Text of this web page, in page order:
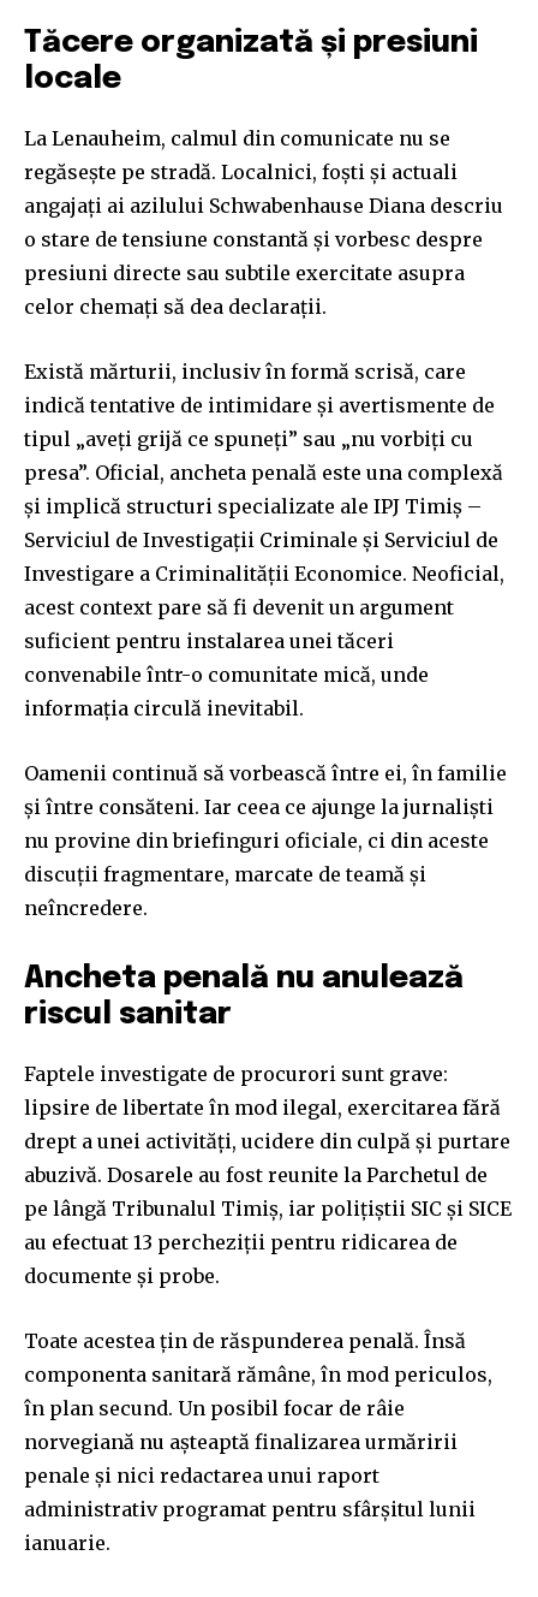
Tăcere organizată și presiuni
locale
La Lenauheim, calmul din comunicate nu se
regăsește pe stradă. Localnici, foști și actuali
angajați ai azilului Schwabenhause Diana descriu
o stare de tensiune constantă și vorbesc despre
presiuni directe sau subtile exercitate asupra
celor chemați să dea declarații.
Există mărturii, inclusiv în formă scrisă, care
indică tentative de intimidare și avertismente de
tipul „aveți grijă ce spuneți” sau „nu vorbiți cu
presa”. Oficial, ancheta penală este una complexă
și implică structuri specializate ale IPJ Timiș –
Serviciul de Investigații Criminale și Serviciul de
Investigare a Criminalității Economice. Neoficial,
acest context pare să fi devenit un argument
suficient pentru instalarea unei tăceri
convenabile într-o comunitate mică, unde
informația circulă inevitabil.
Oamenii continuă să vorbească între ei, în familie
și între consăteni. Iar ceea ce ajunge la jurnaliști
nu provine din briefinguri oficiale, ci din aceste
discuții fragmentare, marcate de teamă și
neîncredere.
Ancheta penală nu anulează
riscul sanitar
Faptele investigate de procurori sunt grave:
lipsire de libertate în mod ilegal, exercitarea fără
drept a unei activități, ucidere din culpă și purtare
abuzivă. Dosarele au fost reunite la Parchetul de
pe lângă Tribunalul Timiș, iar polițiștii SIC și SICE
au efectuat 13 percheziții pentru ridicarea de
documente și probe.
Toate acestea țin de răspunderea penală. Însă
componenta sanitară rămâne, în mod periculos,
în plan secund. Un posibil focar de râie
norvegiană nu așteaptă finalizarea urmăririi
penale și nici redactarea unui raport
administrativ programat pentru sfârșitul lunii
ianuarie.